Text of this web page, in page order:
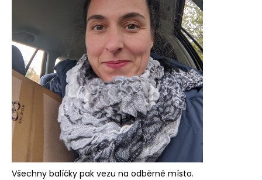
Všechny balíčky pak vezu na odběrné místo.